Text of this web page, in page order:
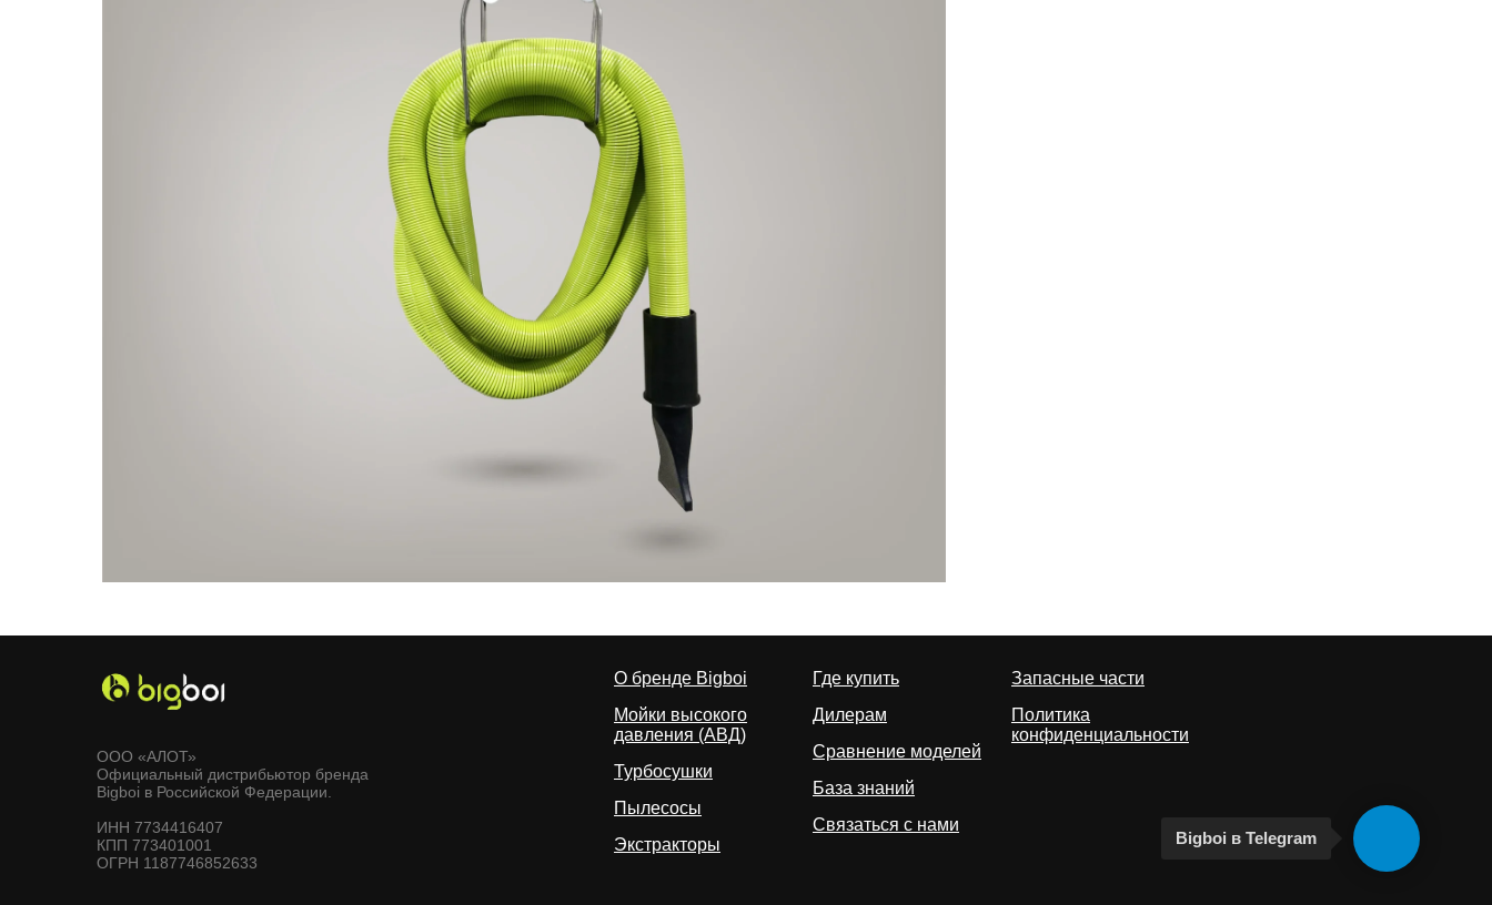
Bigboi в Telegram
ООО «АЛОТ»
Официальный дистрибьютор бренда
Bigboi в Российской Федерации.
ИНН 7734416407
КПП 773401001
ОГРН 1187746852633
О бренде Bigboi
Мойки высокого
давления (АВД)
Турбосушки
Пылесосы
Экстракторы
Где купить
Дилерам
Сравнение моделей
База знаний
Связаться с нами
Запасные части
Политика
конфиденциальности